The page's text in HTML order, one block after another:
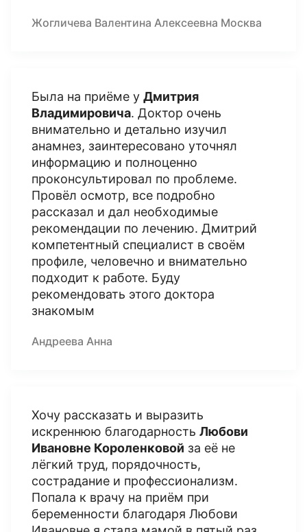
Жогличева Валентина Алексеевна Москва
Была на приёме у Дмитрия
Владимировича. Доктор очень
внимательно и детально изучил
анамнез, заинтересовано уточнял
информацию и полноценно
проконсультировал по проблеме.
Провёл осмотр, все подробно
рассказал и дал необходимые
рекомендации по лечению. Дмитрий
компетентный специалист в своём
профиле, человечно и внимательно
подходит к работе. Буду
рекомендовать этого доктора
знакомым
Андреева Анна
Хочу рассказать и выразить
искреннюю благодарность Любови
Ивановне Короленковой за её не
лёгкий труд, порядочность,
сострадание и профессионализм.
Попала к врачу на приём при
беременности благодаря Любови